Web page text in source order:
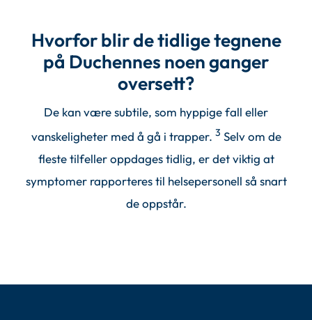
Hvorfor blir de tidlige tegnene
på Duchennes noen ganger
oversett?
De kan være subtile, som hyppige fall eller
vanskeligheter med å gå i trapper. 3 Selv om de
fleste tilfeller oppdages tidlig, er det viktig at
symptomer rapporteres til helsepersonell så snart
de oppstår.